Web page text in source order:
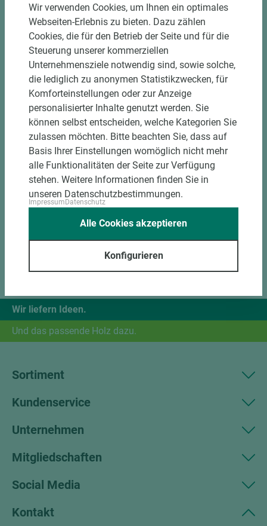
Einzelteiletikettierung auf Wunsch möglich
Materialschonende und kundengerechte
Verpackung der Fixmaße
Jetzt Zuschnitt anfragen
Wir liefern Ideen.
Und das passende Holz dazu.
Sortiment
Kundenservice
Unternehmen
Mitgliedschaften
Social Media
Kontakt
Wir verwenden Cookies, um Ihnen ein optimales
Webseiten-Erlebnis zu bieten. Dazu zählen
Cookies, die für den Betrieb der Seite und für die
Steuerung unserer kommerziellen
Unternehmensziele notwendig sind, sowie solche,
die lediglich zu anonymen Statistikzwecken, für
Komforteinstellungen oder zur Anzeige
personalisierter Inhalte genutzt werden. Sie
können selbst entscheiden, welche Kategorien Sie
zulassen möchten. Bitte beachten Sie, dass auf
Basis Ihrer Einstellungen womöglich nicht mehr
alle Funktionalitäten der Seite zur Verfügung
stehen. Weitere Informationen finden Sie in
unseren Datenschutzbestimmungen.
ImpressumDatenschutz
Konfigurieren
Alle Cookies akzeptieren